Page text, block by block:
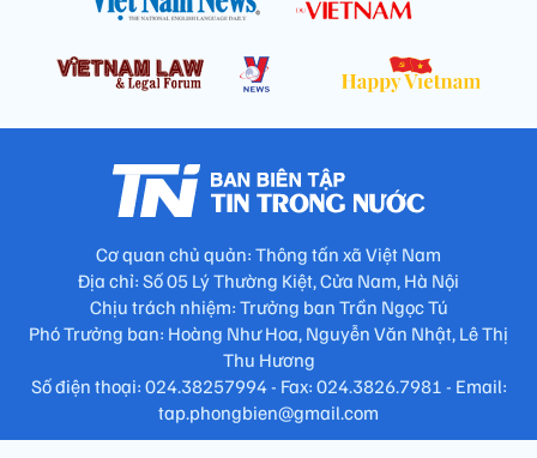
Cơ quan chủ quản: Thông tấn xã Việt Nam
Địa chỉ: Số 05 Lý Thường Kiệt, Cửa Nam, Hà Nội
Chịu trách nhiệm: Trưởng ban Trần Ngọc Tú
Phó Trưởng ban: Hoàng Như Hoa, Nguyễn Văn Nhật, Lê Thị
Thu Hương